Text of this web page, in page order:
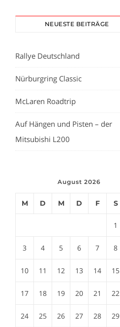
NEUESTE BEITRÄGE
Rallye Deutschland
Nürburgring Classic
McLaren Roadtrip
Auf Hängen und Pisten – der
Mitsubishi L200
August 2026
M D M D F S
1
3 4 5 6 7 8
10 11 12 13 14 15
17 18 19 20 21 22
24 25 26 27 28 29